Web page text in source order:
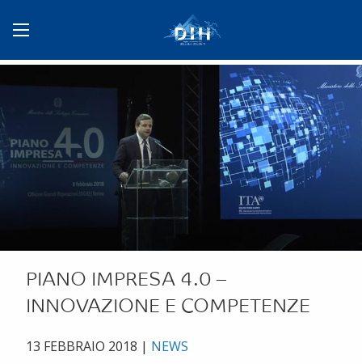
PIANO IMPRESA 4.0 –
INNOVAZIONE E COMPETENZE
13 FEBBRAIO 2018 | NEWS